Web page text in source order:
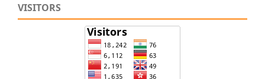
VISITORS